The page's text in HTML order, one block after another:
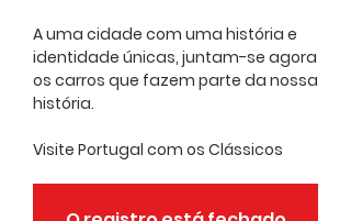
A uma cidade com uma história e
identidade únicas, juntam-se agora
os carros que fazem parte da nossa
história.
Visite Portugal com os Clássicos